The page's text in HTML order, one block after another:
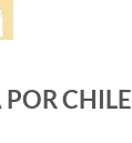
CHILE